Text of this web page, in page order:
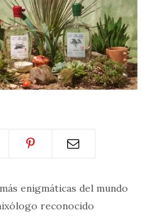
enigmáticas del mundo
reconocido